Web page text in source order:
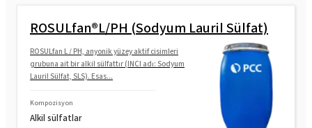
ROSULfan®L/PH (Sodyum Lauril Sülfat)
ROSULfan L / PH, anyonik yüzey aktif cisimleri
grubuna ait bir alkil sülfattır (INCI adı: Sodyum
Lauril Sülfat, SLS). Esas...
Kompozisyon
Alkil sülfatlar